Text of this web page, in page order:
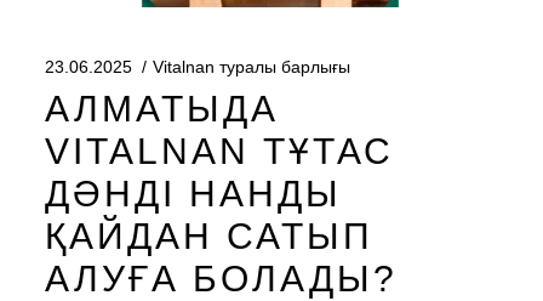
23.06.2025 Vitalnan туралы барлығы
АЛМАТЫДА
VITALNAN ТҰТАС
ДӘНДІ НАНДЫ
ҚАЙДАН САТЫП
АЛУҒА БОЛАДЫ?